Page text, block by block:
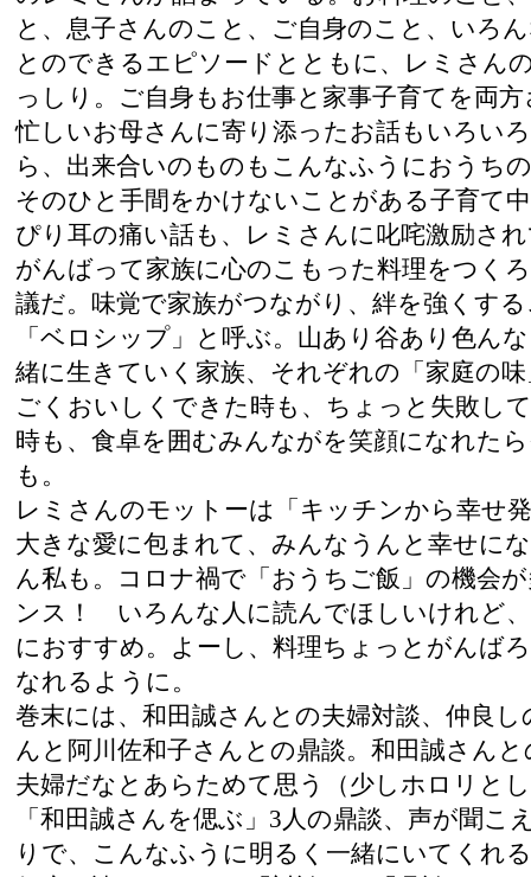
と、息子さんのこと、ご自身のこと、いろ
とのできるエピソードとともに、レミさん
っしり。ご自身もお仕事と家事子育てを両
忙しいお母さんに寄り添ったお話もいろい
ら、出来合いのものもこんなふうにおうち
そのひと手間をかけないことがある子育て
ぴり耳の痛い話も、レミさんに叱咤激励さ
がんばって家族に心のこもった料理をつく
議だ。味覚で家族がつながり、絆を強くす
「ベロシップ」と呼ぶ。山あり谷あり色ん
緒に生きていく家族、それぞれの「家庭の
ごくおいしくできた時も、ちょっと失敗し
時も、食卓を囲むみんながを笑顔になれた
も。
レミさんのモットーは「キッチンから幸せ
大きな愛に包まれて、みんなうんと幸せに
ん私も。コロナ禍で「おうちご飯」の機会
ンス！ いろんな人に読んでほしいけれど
におすすめ。よーし、料理ちょっとがんば
なれるように。
巻末には、和田誠さんとの夫婦対談、仲良
んと阿川佐和子さんとの鼎談。和田誠さん
夫婦だなとあらためて思う（少しホロリと
「和田誠さんを偲ぶ」3人の鼎談、声が聞こ
りで、こんなふうに明るく一緒にいてくれ